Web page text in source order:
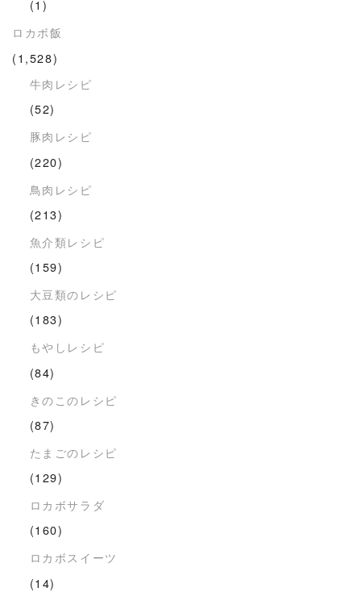
(1)
ロカボ飯
(1,528)
牛肉レシピ
(52)
豚肉レシピ
(220)
鳥肉レシピ
(213)
魚介類レシピ
(159)
大豆類のレシピ
(183)
もやしレシピ
(84)
きのこのレシピ
(87)
たまごのレシピ
(129)
ロカボサラダ
(160)
ロカボスイーツ
(14)